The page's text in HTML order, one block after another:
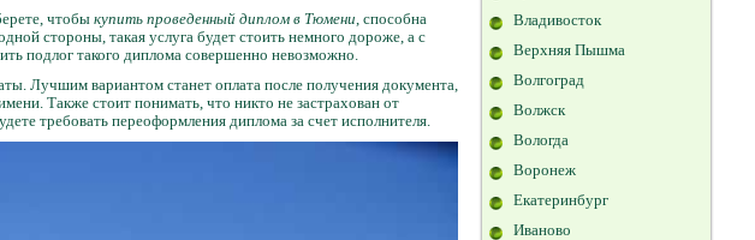
чтобы купить проведенный диплом в Тюмени, способна
стороны, такая услуга будет стоить немного дороже, а с
подлог такого диплома совершенно невозможно.
Лучшим вариантом станет оплата после получения документа,
Также стоит понимать, что никто не застрахован от
требовать переоформления диплома за счет исполнителя.
Владивосток
Верхняя Пышма
Волгоград
Волжск
Вологда
Воронеж
Екатеринбург
Иваново